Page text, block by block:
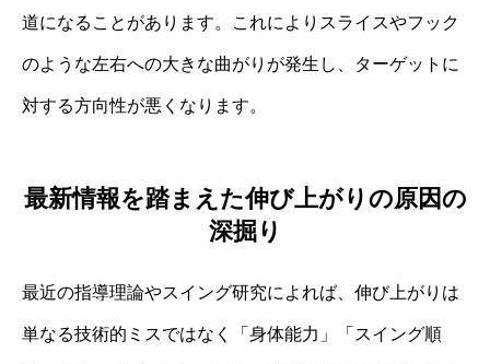
道になることがあります。これによりスライスやフック
のような左右への大きな曲がりが発生し、ターゲットに
対する方向性が悪くなります。
最新情報を踏まえた伸び上がりの原因の
深掘り
最近の指導理論やスイング研究によれば、伸び上がりは
単なる技術的ミスではなく「身体能力」「スイング順